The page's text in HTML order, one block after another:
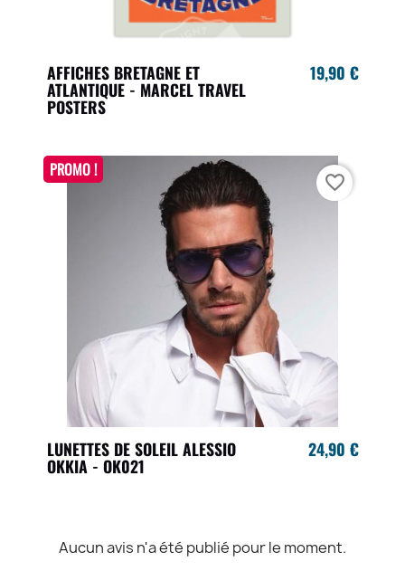
AFFICHES BRETAGNE ET
ATLANTIQUE - MARCEL TRAVEL
POSTERS
19,90 €
LUNETTES DE SOLEIL ALESSIO
OKKIA - OK021
24,90 €
PROMO !
favorite_border
Aucun avis n'a été publié pour le moment.